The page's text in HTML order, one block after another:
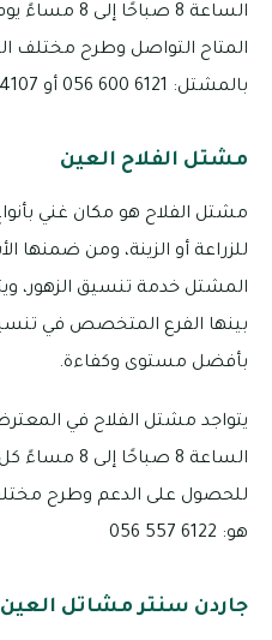
الساعة 8
المتاح التواصل وطرح مختلف
بالمشتل: 6121 600 056 أو 4107 754 03
مشتل الفلاح العين
مشتل الفلاح هو مكان غني
للزراعة أو الزينة، ومن ضمنها
المشتل خدمة تنسيق الزهور،
بينها الفرع المتخصص في تنسيق
بأفضل مستوى وكفاءة.
يتواجد مشتل الفلاح في
الساعة 8
للحصول على الدعم وطرح
هو: 6122 557 056
جاردن سنتر مشاتل العين